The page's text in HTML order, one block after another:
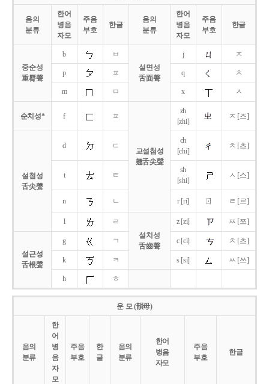
음의
분류
한어
병음
자모
주음
부호
한글
음의
분류
한어
병음
자모
주음
부호
한글
중순성
重脣聲
b
ㅂ
설면성
舌面聲
j ㅈ
p ㅍ q ㅊ
m ㅁ x ㅅ
순치성* f ㅍ
교설첨성
翹舌尖聲
zh
[zhi]
ㅈ [즈]
설첨성
舌尖聲
d ㄷ
ch
[chi]
ㅊ [츠]
t ㅌ
sh
[shi]
ㅅ [스]
n ㄴ r [ri] ㄖ ㄹ [르]
l
ㄹ
설치성
舌齒聲
z [zi] ㅉ [쯔]
설근성
舌根聲
g ㄱ c [ci] ㅊ [츠]
k ㅋ s [si] ㅆ [쓰]
h ㅎ
운 모 (韻母)
음의
분류
한
어
병
음
자
모
주음
부호
한
글
음의
분류
한어
병음
자모
주음
부호
한글